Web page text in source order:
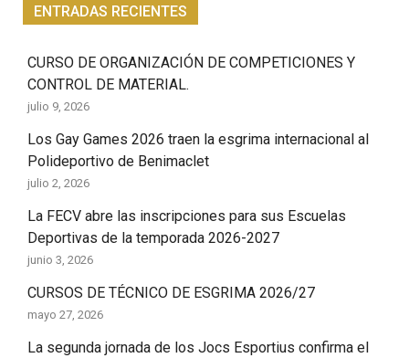
ENTRADAS RECIENTES
CURSO DE ORGANIZACIÓN DE COMPETICIONES Y
CONTROL DE MATERIAL.
julio 9, 2026
Los Gay Games 2026 traen la esgrima internacional al
Polideportivo de Benimaclet
julio 2, 2026
La FECV abre las inscripciones para sus Escuelas
Deportivas de la temporada 2026-2027
junio 3, 2026
CURSOS DE TÉCNICO DE ESGRIMA 2026/27
mayo 27, 2026
La segunda jornada de los Jocs Esportius confirma el